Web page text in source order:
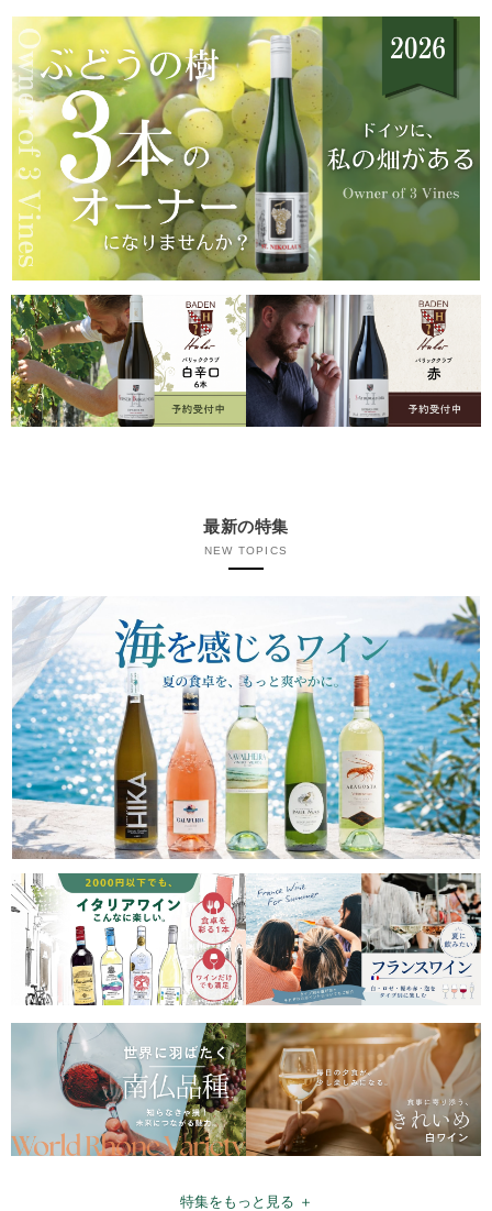
最新の特集
NEW TOPICS
特集をもっと見る ＋